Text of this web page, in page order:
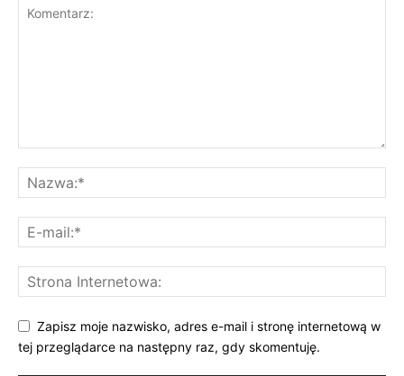
Zapisz moje nazwisko, adres e-mail i stronę internetową w
tej przeglądarce na następny raz, gdy skomentuję.